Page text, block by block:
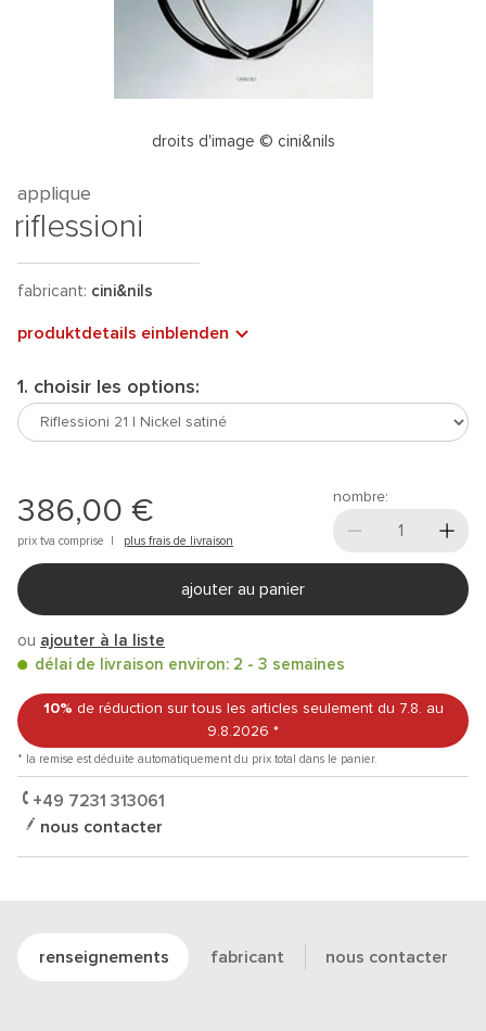
droits d'image © cini&nils
applique
riflessioni
fabricant: cini&nils
produktdetails einblenden
1. choisir les options:
386,00 €
prix tva comprise | plus frais de livraison
nombre:
ajouter au panier
ou ajouter à la liste
délai de livraison environ: 2 - 3 semaines
10% de réduction sur tous les articles seulement du 7.8. au
9.8.2026 *
* la remise est déduite automatiquement du prix total dans le panier.
+49 7231 313061
nous contacter
renseignements fabricant nous contacter